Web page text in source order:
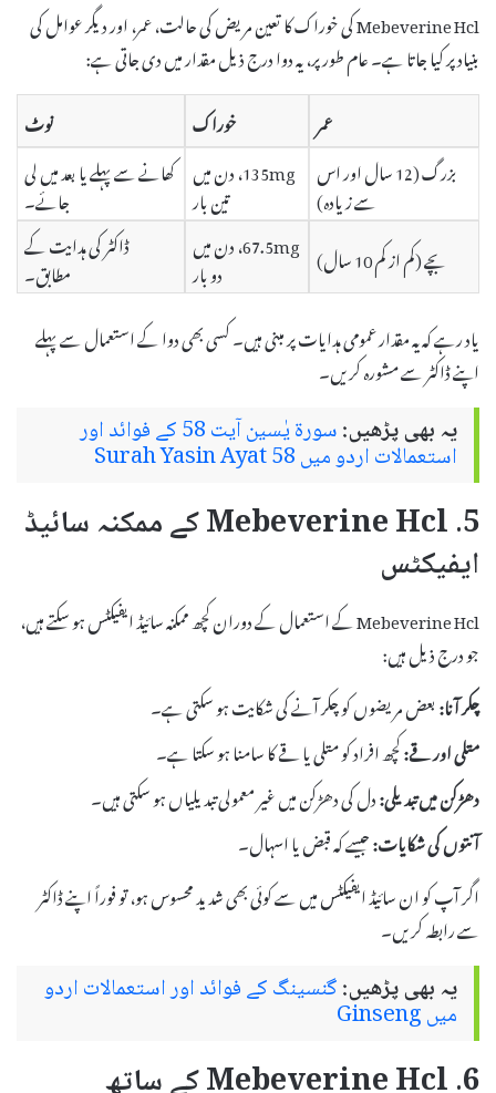
Mebeverine Hcl کی خوراک کا تعین مریض کی حالت، عمر، اور دیگر عوامل کی
بنیاد پر کیا جاتا ہے۔ عام طور پر، یہ دوا درج ذیل مقدار میں دی جاتی ہے:
عمر
خوراک
نوٹ
بزرگ (12 سال اور اس
سے زیادہ)
135mg، دن میں
تین بار
کھانے سے پہلے یا بعد میں لی
جائے۔
بچے (کم از کم 10 سال)
67.5mg، دن میں
دو بار
ڈاکٹر کی ہدایت کے
مطابق۔
یاد رہے کہ یہ مقدار عمومی ہدایات پر مبنی ہیں۔ کسی بھی دوا کے استعمال سے پہلے
اپنے ڈاکٹر سے مشورہ کریں۔
یہ بھی پڑھیں: سورة یٰسین آیت 58 کے فوائد اور
استعمالات اردو میں Surah Yasin Ayat 58
5. Mebeverine Hcl کے ممکنہ سائیڈ
ایفیکٹس
Mebeverine Hcl کے استعمال کے دوران کچھ ممکنہ سائیڈ ایفیکٹس ہو سکتے ہیں،
جو درج ذیل ہیں:
چکر آنا:بعض مریضوں کو چکر آنے کی شکایت ہو سکتی ہے۔
متلی اور قے:کچھ افراد کو متلی یا قے کا سامنا ہو سکتا ہے۔
دھڑکن میں تبدیلی:دل کی دھڑکن میں غیر معمولی تبدیلیاں ہو سکتی ہیں۔
آنتوں کی شکایات:جیسے کہ قبض یا اسہال۔
اگر آپ کو ان سائیڈ ایفیکٹس میں سے کوئی بھی شدید محسوس ہو، تو فوراً اپنے ڈاکٹر
سے رابطہ کریں۔
یہ بھی پڑھیں:گنسینگ کے فوائد اور استعمالات اردو
میں Ginseng